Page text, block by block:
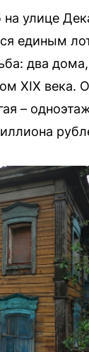
улице
единым
два
XIX века.
–